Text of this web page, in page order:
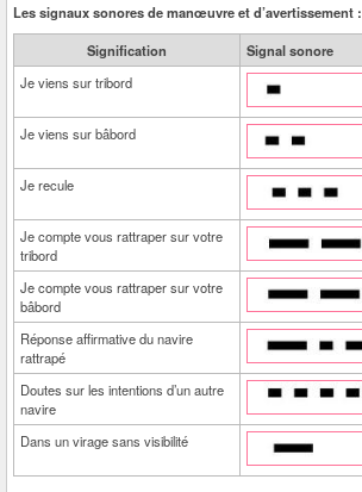
Les signaux sonores de manœuvre et d’avertissement :
Signification
Signal sonore
Je viens sur tribord
Je viens sur bâbord
Je recule
Je compte vous rattraper sur votre
tribord
Je compte vous rattraper sur votre
bâbord
Réponse affirmative du navire
rattrapé
Doutes sur les intentions d’un autre
navire
Dans un virage sans visibilité